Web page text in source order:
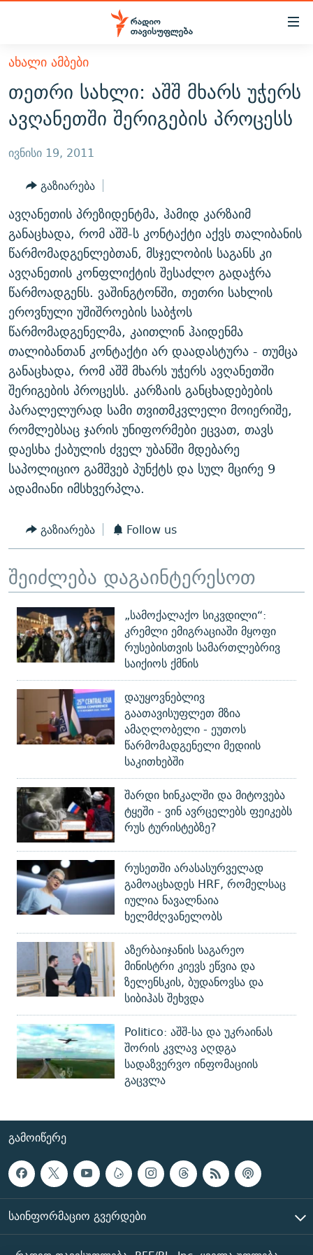
Accessibility
მთავარ
შინაარსზე
დაბრუნება
მთავარ
დაბრუნება
ძიებაზე
დაბრუნება
ᲐᲮᲐᲚᲘ ᲐᲛᲑᲔᲑᲘ
ᲗᲔᲛᲔᲑᲘ
ᲞᲝᲚᲘᲢᲘᲙᲐ
ᲔᲙᲝᲜᲝᲛᲘᲙᲐ
ᲡᲐᲖᲝᲒᲐᲓᲝᲔᲑᲐ
ᲡᲞᲝᲠᲢᲘ
ᲕᲘᲓᲔᲝ
ᲑᲚᲝᲒᲔᲑᲘ
ᲞᲝᲓᲙᲐᲡᲢᲔᲑᲘ
ᲜᲘᲙᲝᲡ ᲞᲝᲓᲙᲐᲡᲢᲘ
60 ᲓᲔᲪᲘᲑᲔᲚᲘ
ᲒᲐᲜᲙᲘᲗᲮᲕᲘᲡ ᲓᲦᲔ
ᲓᲘᲚᲘᲡ ᲡᲐᲣᲑᲠᲔᲑᲘ
ᲛᲝᲚᲐᲞᲐᲠᲐᲙᲔ ᲢᲔᲥᲡᲢᲔᲑᲘ
ᲨᲘᲜ - ᲣᲪᲮᲝᲔᲗᲨᲘ
ᲚᲘᲢᲔᲠᲐᲢᲣᲠᲣᲚᲘ ᲬᲐᲮᲜᲐᲒᲔᲑᲘ
ᲐᲛᲔᲠᲘᲙᲣᲚᲘ ᲛᲝᲗᲮᲠᲝᲑᲐ
ᲘᲛᲞᲔᲠᲘᲐ ᲓᲐ ᲠᲐᲓᲘᲝ
ᲗᲐᲕᲘᲡᲣᲤᲚᲔᲑᲘᲡ ᲛᲝᲜᲘᲢᲝᲠᲘ
ᲤᲔᲜᲝᲕᲐᲜᲘ - 2.10
ᲗᲥᲕᲔᲜᲘ ᲞᲣᲑᲚᲘᲙᲐᲪᲘᲔᲑᲘ
ᲞᲠᲝᲔᲥᲢᲔᲑᲘ
ᲣᲙᲠᲐᲘᲜᲐᲨᲘ ᲓᲐᲦᲣᲞᲣᲚᲘ ᲥᲐᲠᲗᲕᲔᲚᲘ ᲛᲔᲑᲠᲫᲝᲚᲔᲑᲘ - 2022
ᲓᲐᲛᲝᲣᲙᲘᲓᲔᲑᲚᲝᲑᲘᲡ 100 ᲬᲔᲚᲘ
ᲩᲔᲛᲘ ᲡᲘᲙᲕᲓᲘᲚᲘᲡ ᲛᲘᲖᲔᲖᲘᲐ COVID-19
11 ᲬᲔᲚᲘ - 11 ᲐᲛᲑᲐᲕᲘ
ᲡᲐᲞᲐᲠᲚᲐᲛᲔᲜᲢᲝ ᲐᲠᲩᲔᲕᲜᲔᲑᲘᲡ ᲘᲡᲢᲝᲠᲘᲐ
ᲑᲐᲕᲨᲕᲔᲑᲘ ᲞᲠᲝᲡᲢᲘᲢᲣᲪᲘᲐᲨᲘ - ᲐᲛᲝᲣᲗᲥᲛᲔᲚᲘ ᲐᲛᲑᲐᲕᲘ
5 ᲐᲛᲑᲐᲕᲘ - 20 ᲘᲕᲜᲘᲡᲡ ᲓᲐᲨᲐᲕᲔᲑᲣᲚᲔᲑᲘ
ᲐᲒᲕᲘᲡᲢᲝᲡ ᲝᲛᲘ
ПРИВЕТ ᲙᲣᲚᲢᲣᲠᲐ
ЭХО КАВКАЗА
ᲒᲐᲛᲝᲘᲬᲔᲠᲔ
რთე/რთ-ის ყველა საიტი
ᲐᲮᲐᲚᲘ ᲐᲛᲑᲔᲑᲘ
თეთრი სახლი: აშშ მხარს უჭერს
ავღანეთში შერიგების პროცესს
ივნისი 19, 2011
გაზიარება
ავღანეთის პრეზიდენტმა, ჰამიდ კარზაიმ
განაცხადა, რომ აშშ-ს კონტაქტი აქვს თალიბანის
წარმომადგენლებთან, მსჯელობის საგანს კი
ავღანეთის კონფლიქტის შესაძლო გადაჭრა
წარმოადგენს. ვაშინგტონში, თეთრი სახლის
ეროვნული უშიშროების საბჭოს
წარმომადგენელმა, კაითლინ ჰაიდენმა
თალიბანთან კონტაქტი არ დაადასტურა - თუმცა
განაცხადა, რომ აშშ მხარს უჭერს ავღანეთში
შერიგების პროცესს. კარზაის განცხადებების
პარალელურად სამი თვითმკვლელი მოიერიშე,
რომლებსაც ჯარის უნიფორმები ეცვათ, თავს
დაესხა ქაბულის ძველ უბანში მდებარე
საპოლიციო გამშვებ პუნქტს და სულ მცირე 9
ადამიანი იმსხვერპლა.
გაზიარება Follow us
შეიძლება დაგაინტერესოთ
„სამოქალაქო სიკვდილი“:
კრემლი ემიგრაციაში მყოფი
რუსებისთვის სამართლებრივ
საიქიოს ქმნის
დაუყოვნებლივ
გაათავისუფლეთ მზია
ამაღლობელი - ეუთოს
წარმომადგენელი მედიის
საკითხებში
შარდი ხინკალში და მიტოვება
ტყეში - ვინ ავრცელებს ფეიკებს
რუს ტურისტებზე?
რუსეთში არასასურველად
გამოაცხადეს HRF, რომელსაც
იულია ნავალნაია
ხელმძღვანელობს
აზერბაიჯანის საგარეო
მინისტრი კიევს ეწვია და
ზელენსკის, ბუდანოვსა და
სიბიჰას შეხვდა
Politico: აშშ-სა და უკრაინას
შორის კვლავ აღდგა
სადაზვერვო ინფომაციის
გაცვლა
ᲒᲐᲛᲝᲘᲬᲔᲠᲔ
ᲡᲐᲘᲜᲤᲝᲠᲛᲐᲪᲘᲝ ᲒᲕᲔᲠᲓᲔᲑᲘ